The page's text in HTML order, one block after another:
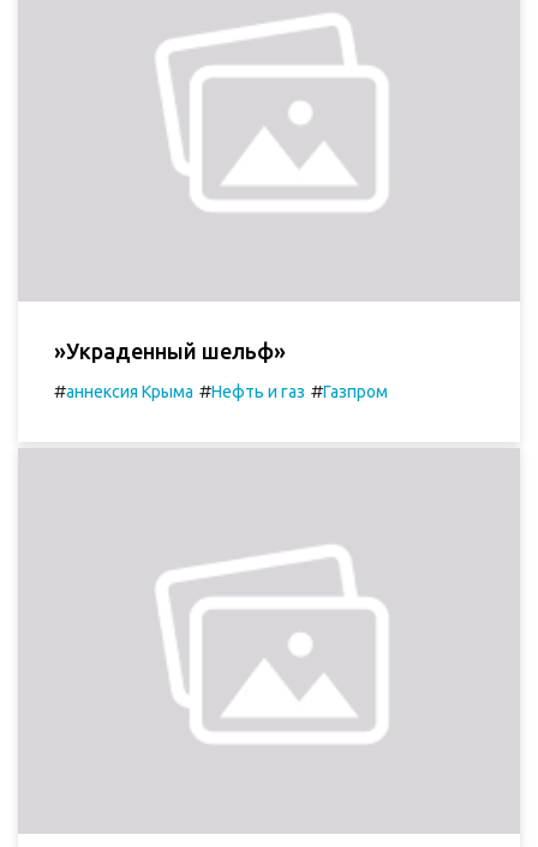
»Украденный шельф»
#аннексия Крыма #Нефть и газ #Газпром